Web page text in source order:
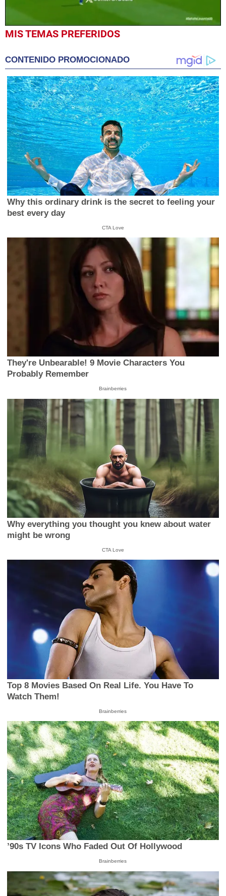
0
seconds
seconds
MIS TEMAS PREFERIDOS
CONTENIDO PROMOCIONADO
Why this ordinary drink is the secret to feeling your
best every day
CTA Love
They're Unbearable! 9 Movie Characters You
Probably Remember
Brainberries
Why everything you thought you knew about water
might be wrong
CTA Love
Top 8 Movies Based On Real Life. You Have To
Watch Them!
Brainberries
’90s TV Icons Who Faded Out Of Hollywood
Brainberries